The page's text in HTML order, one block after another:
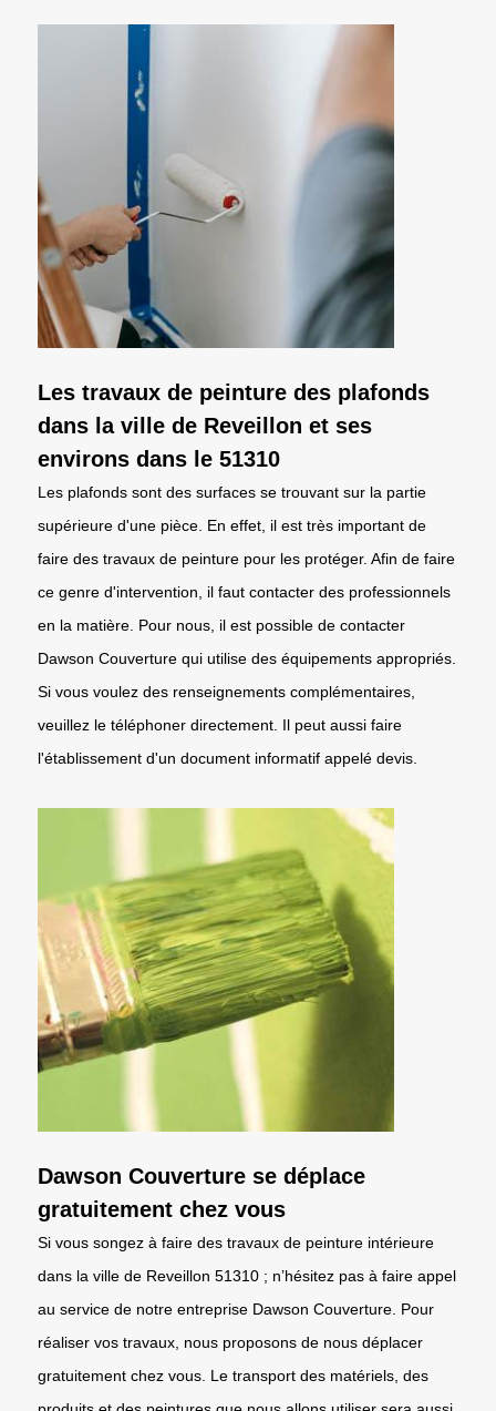
Les travaux de peinture des plafonds
dans la ville de Reveillon et ses
environs dans le 51310
Les plafonds sont des surfaces se trouvant sur la partie
supérieure d'une pièce. En effet, il est très important de
faire des travaux de peinture pour les protéger. Afin de faire
ce genre d'intervention, il faut contacter des professionnels
en la matière. Pour nous, il est possible de contacter
Dawson Couverture qui utilise des équipements appropriés.
Si vous voulez des renseignements complémentaires,
veuillez le téléphoner directement. Il peut aussi faire
l'établissement d'un document informatif appelé devis.
Dawson Couverture se déplace
gratuitement chez vous
Si vous songez à faire des travaux de peinture intérieure
dans la ville de Reveillon 51310 ; n’hésitez pas à faire appel
au service de notre entreprise Dawson Couverture. Pour
réaliser vos travaux, nous proposons de nous déplacer
gratuitement chez vous. Le transport des matériels, des